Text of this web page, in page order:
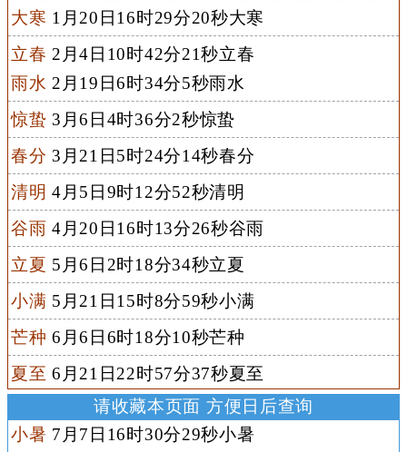
大寒 1月20日16时29分20秒大寒
立春 2月4日10时42分21秒立春
雨水 2月19日6时34分5秒雨水
惊蛰 3月6日4时36分2秒惊蛰
春分 3月21日5时24分14秒春分
清明 4月5日9时12分52秒清明
谷雨 4月20日16时13分26秒谷雨
立夏 5月6日2时18分34秒立夏
小满 5月21日15时8分59秒小满
芒种 6月6日6时18分10秒芒种
夏至 6月21日22时57分37秒夏至
请收藏本页面 方便日后查询
小暑 7月7日16时30分29秒小暑